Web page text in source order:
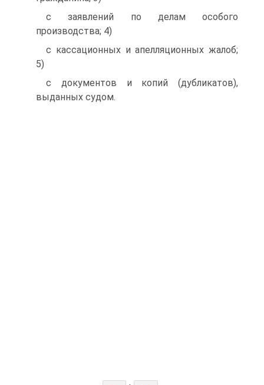
с заявлений по делам особого
производства; 4)
с кассационных и апелляционных жалоб;
5)
с документов и копий (дубликатов),
выданных судом.